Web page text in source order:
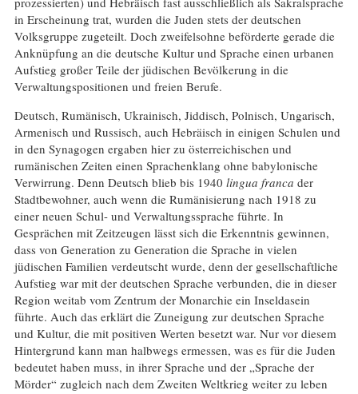
in Erscheinung trat, wurden die Juden stets der deutschen
Volksgruppe zugeteilt. Doch zweifelsohne beförderte gerade die
Anknüpfung an die deutsche Kultur und Sprache einen urbanen
Aufstieg großer Teile der jüdischen Bevölkerung in die
Verwaltungspositionen und freien Berufe.
Deutsch, Rumänisch, Ukrainisch, Jiddisch, Polnisch, Ungarisch,
Armenisch und Russisch, auch Hebräisch in einigen Schulen und
in den Synagogen ergaben hier zu österreichischen und
rumänischen Zeiten einen Sprachenklang ohne babylonische
Verwirrung. Denn Deutsch blieb bis 1940 lingua franca der
Stadtbewohner, auch wenn die Rumänisierung nach 1918 zu
einer neuen Schul- und Verwaltungssprache führte. In
Gesprächen mit Zeitzeugen lässt sich die Erkenntnis gewinnen,
dass von Generation zu Generation die Sprache in vielen
jüdischen Familien verdeutscht wurde, denn der gesellschaftliche
Aufstieg war mit der deutschen Sprache verbunden, die in dieser
Region weitab vom Zentrum der Monarchie ein Inseldasein
führte. Auch das erklärt die Zuneigung zur deutschen Sprache
und Kultur, die mit positiven Werten besetzt war. Nur vor diesem
Hintergrund kann man halbwegs ermessen, was es für die Juden
bedeutet haben muss, in ihrer Sprache und der „Sprache der
Mörder“ zugleich nach dem Zweiten Weltkrieg weiter zu leben